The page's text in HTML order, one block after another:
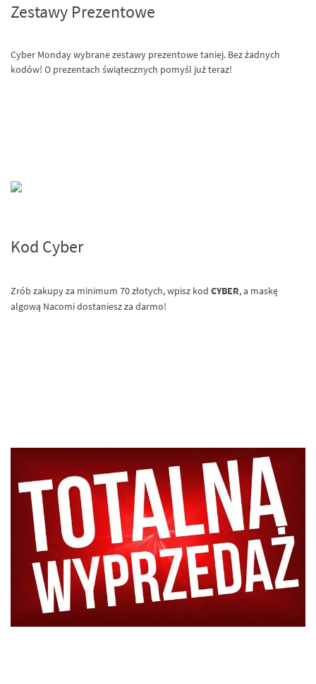
Zestawy Prezentowe
Cyber Monday wybrane zestawy prezentowe taniej. Bez żadnych
kodów! O prezentach świątecznych pomyśl już teraz!
Kod Cyber
Zrób zakupy za minimum 70 złotych, wpisz kod CYBER, a maskę
algową Nacomi dostaniesz za darmo!